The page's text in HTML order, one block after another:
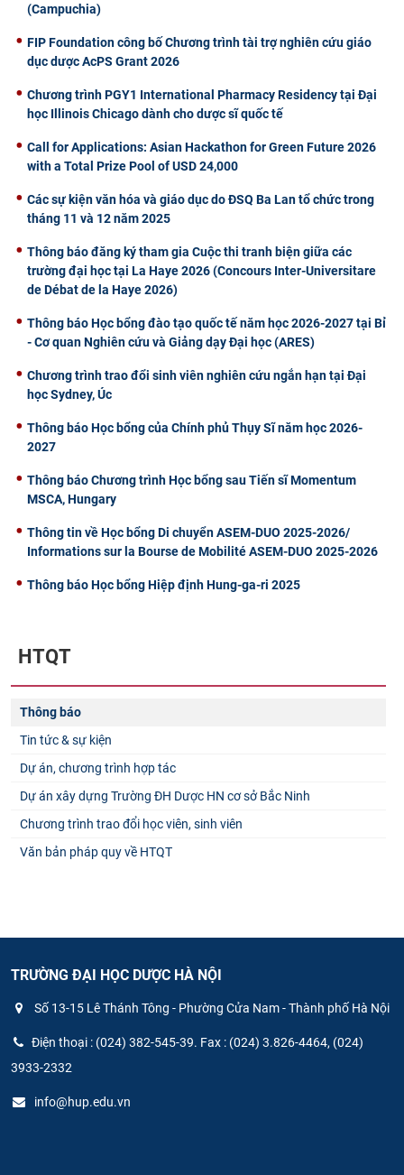
(Campuchia)
FIP Foundation công bố Chương trình tài trợ nghiên cứu giáo
dục dược AcPS Grant 2026
Chương trình PGY1 International Pharmacy Residency tại Đại
học Illinois Chicago dành cho dược sĩ quốc tế
Call for Applications: Asian Hackathon for Green Future 2026
with a Total Prize Pool of USD 24,000
Các sự kiện văn hóa và giáo dục do ĐSQ Ba Lan tổ chức trong
tháng 11 và 12 năm 2025
Thông báo đăng ký tham gia Cuộc thi tranh biện giữa các
trường đại học tại La Haye 2026 (Concours Inter-Universitare
de Débat de la Haye 2026)
Thông báo Học bổng đào tạo quốc tế năm học 2026-2027 tại Bỉ
- Cơ quan Nghiên cứu và Giảng dạy Đại học (ARES)
Chương trình trao đổi sinh viên nghiên cứu ngắn hạn tại Đại
học Sydney, Úc
Thông báo Học bổng của Chính phủ Thụy Sĩ năm học 2026-
2027
Thông báo Chương trình Học bổng sau Tiến sĩ Momentum
MSCA, Hungary
Thông tin về Học bổng Di chuyển ASEM-DUO 2025-2026/
Informations sur la Bourse de Mobilité ASEM-DUO 2025-2026
Thông báo Học bổng Hiệp định Hung-ga-ri 2025
HTQT
Thông báo
Tin tức & sự kiện
Dự án, chương trình hợp tác
Dự án xây dựng Trường ĐH Dược HN cơ sở Bắc Ninh
Chương trình trao đổi học viên, sinh viên
Văn bản pháp quy về HTQT
TRƯỜNG ĐẠI HỌC DƯỢC HÀ NỘI
Số 13-15 Lê Thánh Tông - Phường Cửa Nam - Thành phố Hà Nội
Điện thoại : (024) 382-545-39. Fax : (024) 3.826-4464, (024)
3933-2332
info@hup.edu.vn